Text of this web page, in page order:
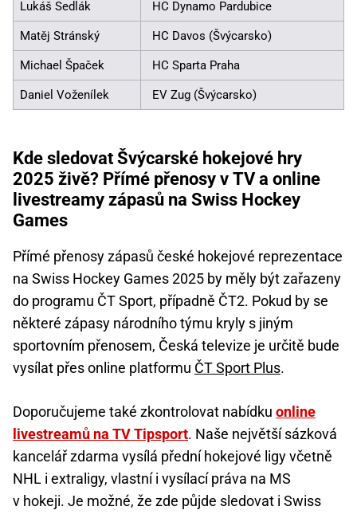
Lukáš Sedlák HC Dynamo Pardubice
Matěj Stránský HC Davos (Švýcarsko)
Michael Špaček HC Sparta Praha
Daniel Voženílek EV Zug (Švýcarsko)
Kde sledovat Švýcarské hokejové hry
2025 živě? Přímé přenosy v TV a online
livestreamy zápasů na Swiss Hockey
Games
Přímé přenosy zápasů české hokejové reprezentace
na Swiss Hockey Games 2025 by měly být zařazeny
do programu ČT Sport, případně ČT2. Pokud by se
některé zápasy národního týmu kryly s jiným
sportovním přenosem, Česká televize je určitě bude
vysílat přes online platformu ČT Sport Plus.
Doporučujeme také zkontrolovat nabídku online
livestreamů na TV Tipsport. Naše největší sázková
kancelář zdarma vysílá přední hokejové ligy včetně
NHL i extraligy, vlastní i vysílací práva na MS
v hokeji. Je možné, že zde půjde sledovat i Swiss